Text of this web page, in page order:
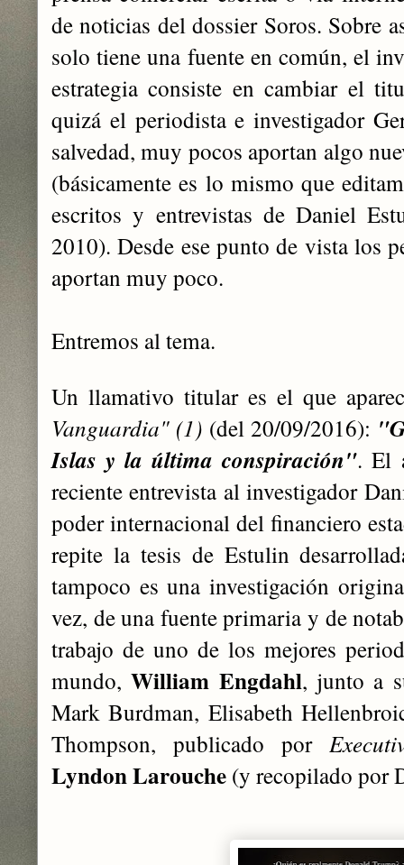
de noticias del dossier Soros. Sobre
solo tiene una fuente en común, el
estrategia consiste en cambiar el
quizá el periodista e investigador
salvedad, muy pocos aportan algo
(básicamente es lo mismo que
escritos y entrevistas de Daniel
2010). Desde ese punto de vista los
aportan muy poco.
Entremos al tema.
Un llamativo titular es el que
Vanguardia" (1) (del 20/09/2016):
Islas y la última conspiración". El
reciente entrevista al investigador
poder internacional del financiero
repite la tesis de Estulin
tampoco es una investigación
vez, de una fuente primaria y de
trabajo de uno de los mejores
mundo,William Engdahl, junto a
Mark Burdman, Elisabeth
Thompson, publicado por
Lyndon Larouche (y recopilado por